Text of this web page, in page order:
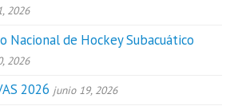
2026
Nacional de Hockey Subacuático
2026
2026 junio 19, 2026